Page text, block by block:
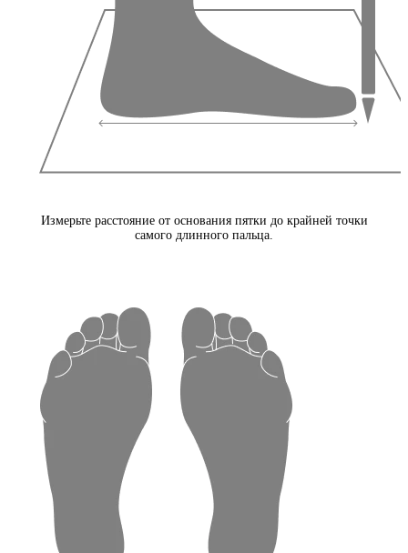
Измерьте расстояние от основания пятки до крайней точки
самого длинного пальца.